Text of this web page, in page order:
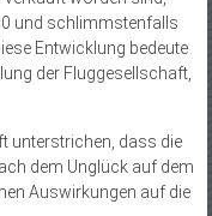
und schlimmstenfalls
Entwicklung bedeute
der Fluggesellschaft,
unterstrichen, dass die
dem Unglück auf dem
Auswirkungen auf die